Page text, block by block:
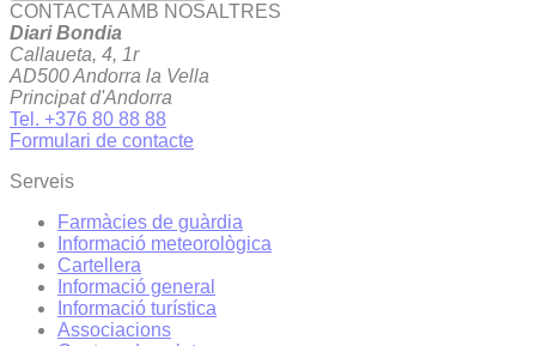
CONTACTA AMB NOSALTRES
Diari Bondia
Callaueta, 4, 1r
AD500 Andorra la Vella
Principat d'Andorra
Tel. +376 80 88 88
Formulari de contacte
Serveis
Farmàcies de guàrdia
Informació meteorològica
Cartellera
Informació general
Informació turística
Associacions